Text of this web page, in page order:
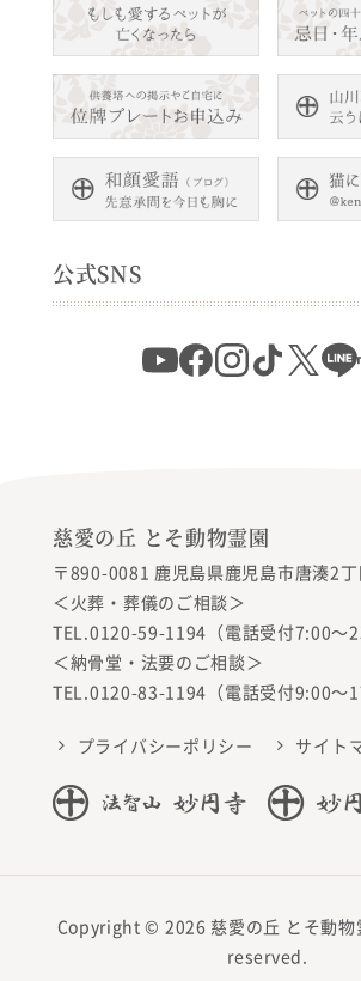
公式SNS
慈愛の丘 とそ動物霊園
〒890-0081 鹿児島県鹿児島市唐湊2
＜火葬・葬儀のご相談＞
TEL.0120-59-1194（電話受付7:00〜
＜納骨堂・法要のご相談＞
TEL.0120-83-1194（電話受付9:00〜
プライバシーポリシー サイト
Copyright © 2026 慈愛の丘 とそ動
reserved.